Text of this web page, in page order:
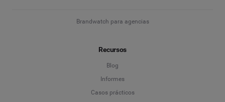
Brandwatch para agencias
Recursos
Blog
Informes
Casos prácticos